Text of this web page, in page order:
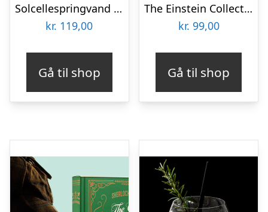
Solcellespringvand – Spralla
kr. 119,00
Gå til shop
The Einstein Collection – Lock Puzzle
kr. 99,00
Gå til shop